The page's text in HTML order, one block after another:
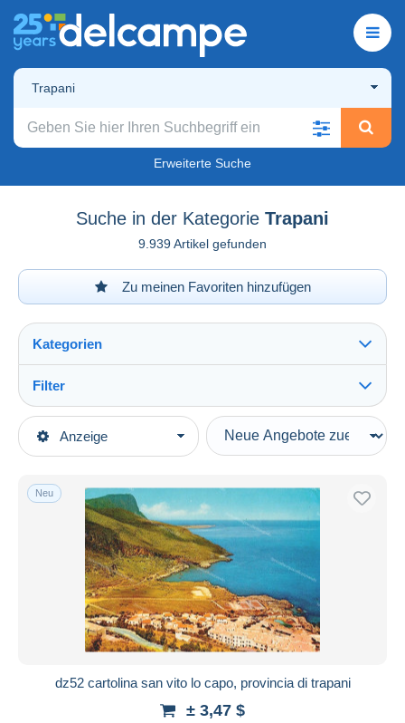
Trapani
Erweiterte Suche
Suche in der Kategorie Trapani
9.939 Artikel gefunden
Zu meinen Favoriten hinzufügen
Anzeige
Kategorien
Hauptkategorien
Europa
Italien
Sicilia
Filter
Art der Verkäufe
Laufende Angebote
Auktionen mit Geboten
Auktionen ohne Gebote
Auktionshäuser
Verkauft
Alle Laufzeiten
Neu
dz52 cartolina san vito lo capo, provincia di trapani
± 3,47 $